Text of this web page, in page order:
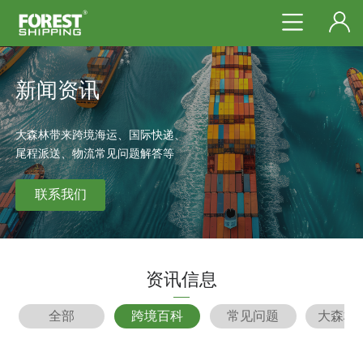
新闻资讯
大森林带来跨境海运、国际快递、
尾程派送、物流常见问题解答等
联系我们
资讯信息
全部 跨境百科 常见问题 大森林